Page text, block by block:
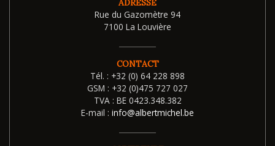
ADRESSE
Rue du Gazomètre 94
7100 La Louvière
CONTACT
Tél. : +32 (0) 64 228 898
GSM : +32 (0)475 727 027
TVA : BE 0423.348.382
E-mail : info@albertmichel.be